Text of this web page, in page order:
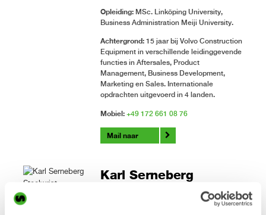
Opleiding:MSc. Linköping University,
Business Administration Meiji University.
Achtergrond:15 jaar bij Volvo Construction
Equipment in verschillende leidinggevende
functies in Aftersales, Product
Management, Business Development,
Marketing en Sales. Internationale
opdrachten uitgevoerd in 4 landen.
Mobiel: +49 172 661 08 76
Mail naar
Karl Serneberg
VP OEM Verkoop &